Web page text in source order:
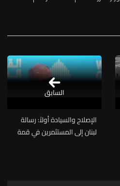
الإصلاح والسيادة أولاً: رسالة
لبنان إلى المستثمرين في قمة
السابق